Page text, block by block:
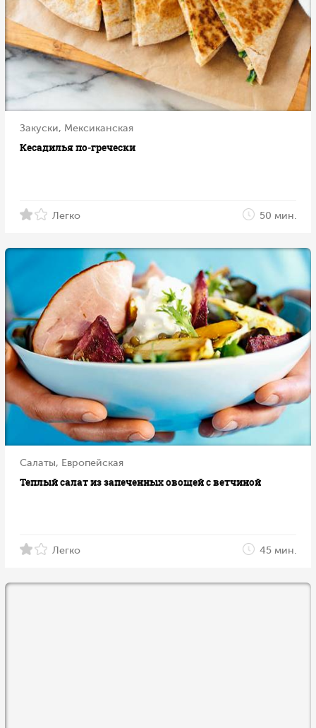
Закуски, Мексиканская
Кесадилья по‑гречески
Легко 50 мин.
Салаты, Европейская
Теплый салат из запеченных овощей с ветчиной
Легко 45 мин.